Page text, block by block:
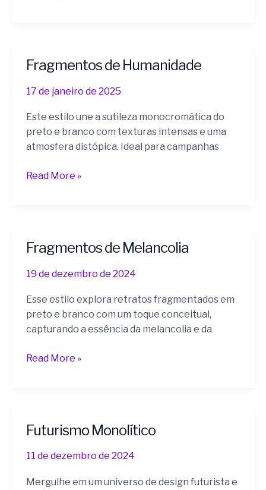
Fragmentos de Humanidade
17 de janeiro de 2025
Este estilo une a sutileza monocromática do
preto e branco com texturas intensas e uma
atmosfera distópica. Ideal para campanhas
Fragmentos
Humanidade
Read More »
Fragmentos de Melancolia
19 de dezembro de 2024
Esse estilo explora retratos fragmentados em
preto e branco com um toque conceitual,
capturando a essência da melancolia e da
Fragmentos
Melancolia
Read More »
Futurismo Monolítico
11 de dezembro de 2024
Mergulhe em um universo de design futurista e
Futurismo